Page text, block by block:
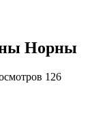
Норны
126